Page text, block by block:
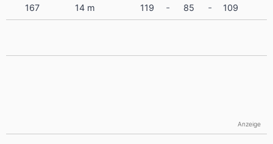
Anzeige
167 14 m 119 - 85 - 109